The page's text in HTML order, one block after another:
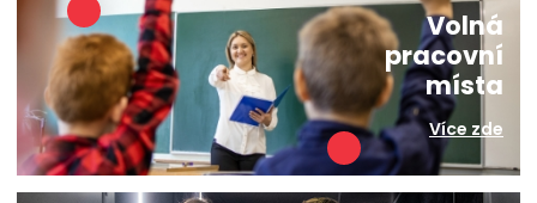
Volná
pracovní
místa
Více zde